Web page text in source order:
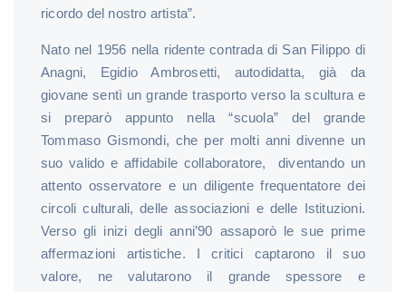
ricordo del nostro artista”.
Nato nel 1956 nella ridente contrada di San Filippo di
Anagni, Egidio Ambrosetti, autodidatta, già da
giovane sentì un grande trasporto verso la scultura e
si preparò appunto nella “scuola” del grande
Tommaso Gismondi, che per molti anni divenne un
suo valido e affidabile collaboratore, diventando un
attento osservatore e un diligente frequentatore dei
circoli culturali, delle associazioni e delle Istituzioni.
Verso gli inizi degli anni’90 assaporò le sue prime
affermazioni artistiche. I critici captarono il suo
valore, ne valutarono il grande spessore e